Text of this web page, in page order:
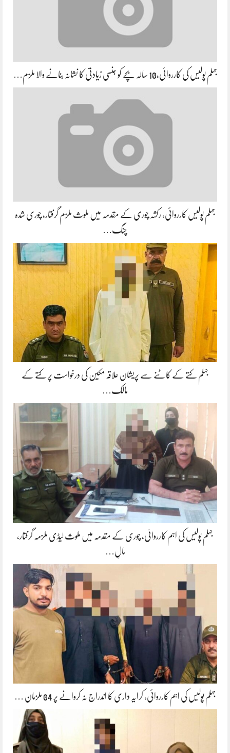
جہلم پولیس کی کارروائی،10 سالہ بچے کو جنسی زیادتی کا نشانہ بنانے والا ملزم…
جہلم پولیس کارروائی، رکشہ چوری کے مقدمہ میں ملوث ملزم گرفتار، چوری شدہ
چنگ…
جہلم کتے کے کاٹنے سے پریشان علاقہ مکین کی درخواست پر کتے کے
مالک…
جہلم پولیس کی اہم کارروائی، چوری کے مقدمہ میں ملوث لیڈی ملزمہ گرفتار،
مالِ…
جہلم پولیس کی اہم کارروائی، کرایہ داری کا اندراج نہ کروانے پر 04 ملزمان …